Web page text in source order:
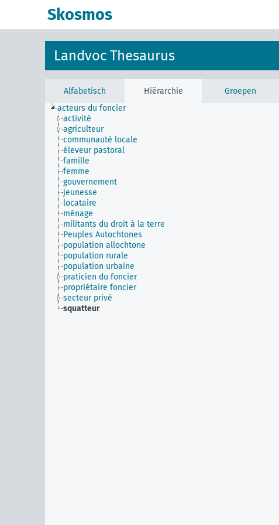
Skosmos
Landvoc Thesaurus
Alfabetisch Hiërarchie
Groepen
acteurs du foncier
activité
agriculteur
communauté locale
éleveur pastoral
famille
femme
gouvernement
jeunesse
locataire
ménage
militants du droit à la terre
Peuples Autochtones
population allochtone
population rurale
population urbaine
praticien du foncier
propriétaire foncier
secteur privé
squatteur